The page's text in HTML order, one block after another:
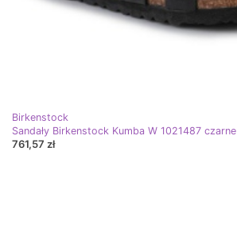
Birkenstock
Sandały Birkenstock Kumba W 1021487 czarne
761,57 zł